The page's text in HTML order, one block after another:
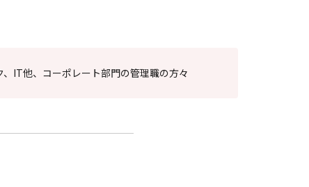
IT他、コーポレート部門の管理職の方々